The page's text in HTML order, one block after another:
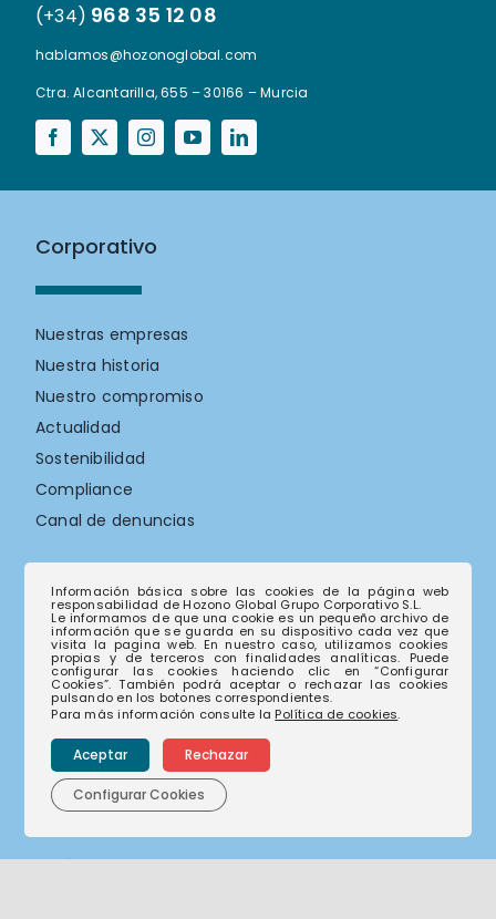
(+34) 968 35 12 08
hablamos@hozonoglobal.com
Ctra. Alcantarilla, 655 – 30166 – Murcia
Corporativo
Nuestras empresas
Nuestra historia
Nuestro compromiso
Actualidad
Sostenibilidad
Compliance
Canal de denuncias
Contacto
Contacto
Trabaja con nosotros
Empresas
Actúa Servicios y Medio Ambiente
Información básica sobre las cookies de la página web
responsabilidad de Hozono Global Grupo Corporativo S.L.
Le informamos de que una cookie es un pequeño archivo de
información que se guarda en su dispositivo cada vez que
visita la pagina web. En nuestro caso, utilizamos cookies
propias y de terceros con finalidades analíticas. Puede
configurar las cookies haciendo clic en “Configurar
Cookies”. También podrá aceptar o rechazar las cookies
pulsando en los botones correspondientes.
Para más información consulte la Política de cookies.
Aceptar Rechazar
Configurar Cookies